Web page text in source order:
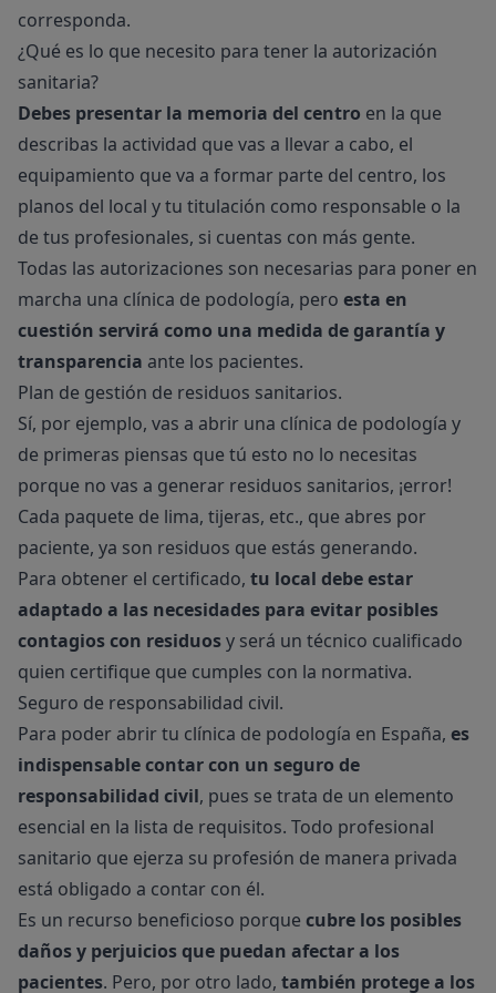
corresponda.
¿Qué es lo que necesito para tener la autorización
sanitaria?
Debes presentar la memoria del centro en la que
describas la actividad que vas a llevar a cabo, el
equipamiento que va a formar parte del centro, los
planos del local y tu titulación como responsable o la
de tus profesionales, si cuentas con más gente.
Todas las autorizaciones son necesarias para poner en
marcha una clínica de podología, pero esta en
cuestión servirá como una medida de garantía y
transparencia ante los pacientes.
Plan de gestión de residuos sanitarios.
Sí, por ejemplo, vas a abrir una clínica de podología y
de primeras piensas que tú esto no lo necesitas
porque no vas a generar residuos sanitarios, ¡error!
Cada paquete de lima, tijeras, etc., que abres por
paciente, ya son residuos que estás generando.
Para obtener el certificado, tu local debe estar
adaptado a las necesidades para evitar posibles
contagios con residuosy será un técnico cualificado
quien certifique que cumples con la normativa.
Seguro de responsabilidad civil.
Para poder abrir tu clínica de podología en España, es
indispensable contar con un seguro de
responsabilidad civil, pues se trata de un elemento
esencial en la lista de requisitos. Todo profesional
sanitario que ejerza su profesión de manera privada
está obligado a contar con él.
Es un recurso beneficioso porque cubre los posibles
daños y perjuicios que puedan afectar a los
pacientes. Pero, por otro lado, también protege a los